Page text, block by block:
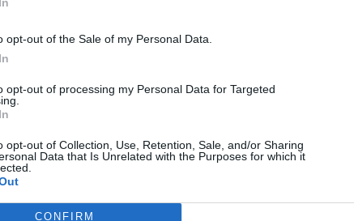
opt-out of the Sale of my Personal Data.
opt-out of processing my Personal Data for Targeted
opt-out of Collection, Use, Retention, Sale, and/or Sharing
Data that Is Unrelated with the Purposes for which it
CONFIRM
να απολαμβάνει ο κόσμος με ενθουσιασμό κι έτσι
κρουασάν, μέσα στο οποίο τοποθετήσαμε
μεγαλύτερο από πάνω, γιατί ένα δεν είναι ποτέ
Πρακτορείο Ειδήσεων, ο Αλέξανδρος